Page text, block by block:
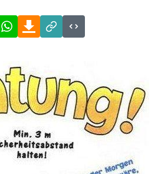
FacebookWhatsAppDownload
Link
Code